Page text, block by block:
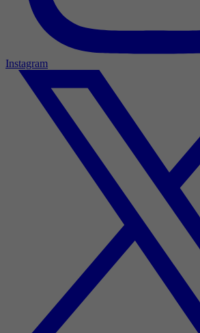
Instagram